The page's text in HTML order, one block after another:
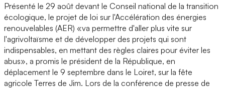
Présenté le 29 août devant le Conseil national de la transition
écologique, le projet de loi sur l'Accélération des énergies
renouvelables (AER) «va permettre d'aller plus vite sur
l'agrivoltaïsme et de développer des projets qui sont
indispensables, en mettant des règles claires pour éviter les
abus», a promis le président de la République, en
déplacement le 9 septembre dans le Loiret, sur la fête
agricole Terres de Jim. Lors de la conférence de presse de